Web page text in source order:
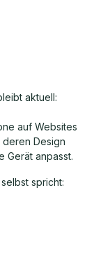
aktuell:
auf Websites
deren Design
Gerät anpasst.
spricht: